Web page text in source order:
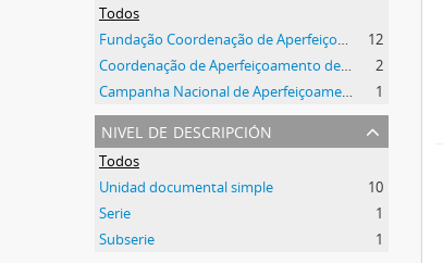
Todos
Fundação Coordenação de Aperfeiçoamento de Pessoal de Nível Superior (CAPES)
12
Coordenação de Aperfeiçoamento de Pessoal de Nível Superior (CAPES)
2
Campanha Nacional de Aperfeiçoamento de Pessoal de Nível Superior (CAPES)
1
nivel de descripción
Todos
Unidad documental simple
10
Serie
1
Subserie
1